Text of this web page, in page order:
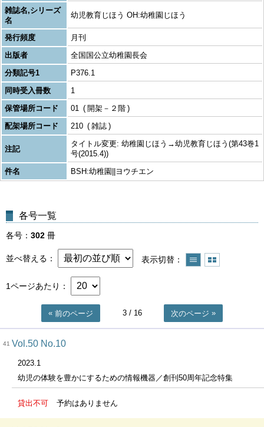
雑誌名,シリーズ
名
幼児教育じほう OH:幼稚園じほう
発行頻度
月刊
出版者
全国国公立幼稚園長会
分類記号1
P376.1
同時受入冊数
1
保管場所コード
01
開架－２階
配架場所コード
210 雑誌
注記
タイトル変更: 幼稚園じほう→幼児教育じほう(第43巻1
号(2015.4))
件名
BSH:幼稚園||ヨウチエン
各号一覧
各号 302 冊
並べ替える 表示切替
1ページあたり
前のページ 3/ 16 次のページ
41 Vol.50 No.10
2023.1
幼児の体験を豊かにするための情報機器／創刊50周年記念特集
貸出不可 予約はありません